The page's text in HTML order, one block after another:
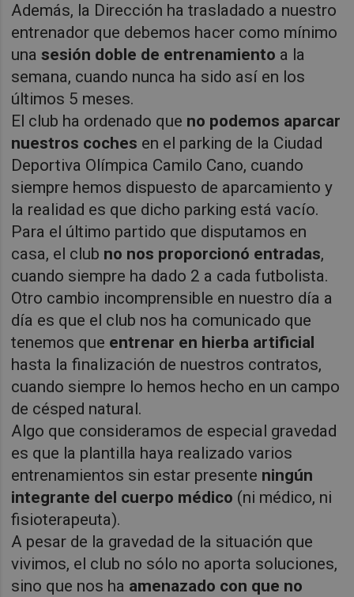
Además, la Dirección ha trasladado a nuestro
entrenador que debemos hacer como mínimo
unasesión doble de entrenamiento a la
semana, cuando nunca ha sido así en los
últimos 5 meses.
El club ha ordenado que no podemos aparcar
nuestros coches en el parking de la Ciudad
Deportiva Olímpica Camilo Cano, cuando
siempre hemos dispuesto de aparcamiento y
la realidad es que dicho parking está vacío.
Para el último partido que disputamos en
casa, el club no nos proporcionó entradas,
cuando siempre ha dado 2 a cada futbolista.
Otro cambio incomprensible en nuestro día a
día es que el club nos ha comunicado que
tenemos que entrenar en hierba artificial
hasta la finalización de nuestros contratos,
cuando siempre lo hemos hecho en un campo
de césped natural.
Algo que consideramos de especial gravedad
es que la plantilla haya realizado varios
entrenamientos sin estar presente ningún
integrante del cuerpo médico (ni médico, ni
fisioterapeuta).
A pesar de la gravedad de la situación que
vivimos, el club no sólo no aporta soluciones,
sino que nos ha amenazado con que no